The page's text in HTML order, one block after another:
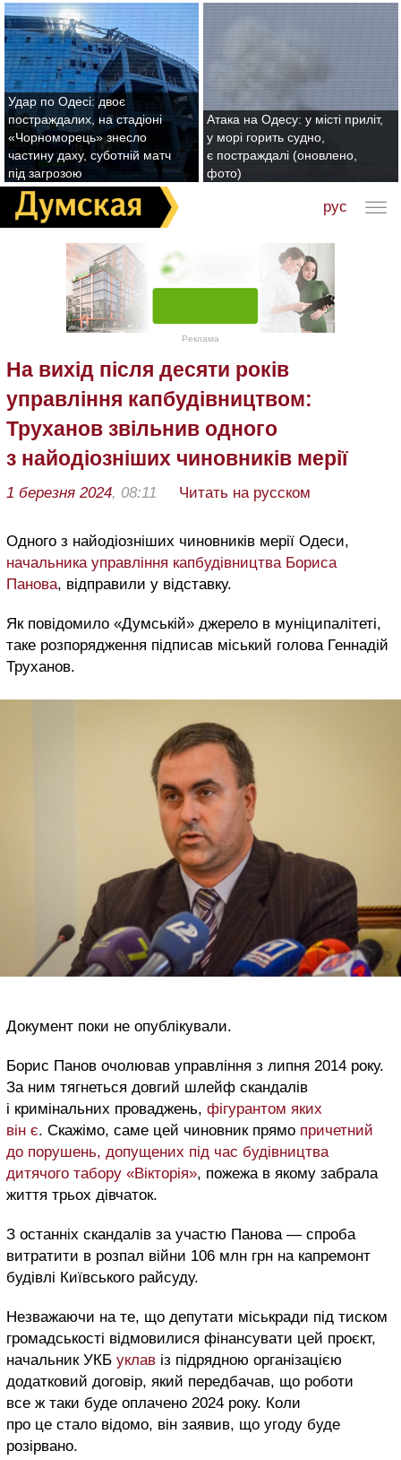
Удар по Одесі: двоє
постраждалих, на стадіоні
«Чорноморець» знесло
частину даху, суботній матч
під загрозою
Атака на Одесу: у місті приліт,
у морі горить судно,
є постраждалі (оновлено,
фото)
рус
Реклама
На вихід після десяти років
управління капбудівництвом:
Труханов звільнив одного
з найодіозніших чиновників мерії
1 березня 2024, 08:11 Читать на русском
Одного з найодіозніших чиновників мерії Одеси,
начальника управління капбудівництва Бориса
Панова, відправили у відставку.
Як повідомило «Думській» джерело в муніципалітеті,
таке розпорядження підписав міський голова Геннадій
Труханов.
Документ поки не опублікували.
Борис Панов очолював управління з липня 2014 року.
За ним тягнеться довгий шлейф скандалів
і кримінальних проваджень, фігурантом яких
він є. Скажімо, саме цей чиновник прямо причетний
до порушень, допущених під час будівництва
дитячого табору «Вікторія», пожежа в якому забрала
життя трьох дівчаток.
З останніх скандалів за участю Панова — спроба
витратити в розпал війни 106 млн грн на капремонт
будівлі Київського райсуду.
Незважаючи на те, що депутати міськради під тиском
громадськості відмовилися фінансувати цей проєкт,
начальник УКБ уклав із підрядною організацією
додатковий договір, який передбачав, що роботи
все ж таки буде оплачено 2024 року. Коли
про це стало відомо, він заявив, що угоду буде
розірвано.